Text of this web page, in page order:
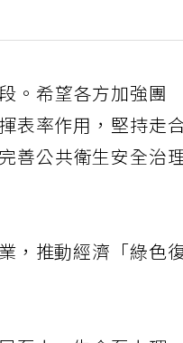
。希望各方加強團
表率作用，堅持走
善公共衛生安全治
，推動經濟「綠色